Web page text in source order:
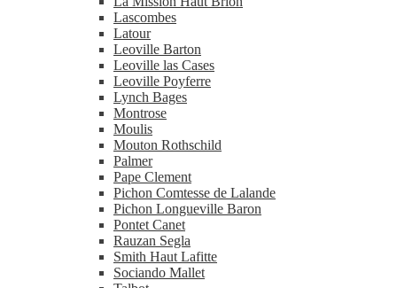
Lascombes
Latour
Leoville Barton
Leoville las Cases
Leoville Poyferre
Lynch Bages
Montrose
Moulis
Mouton Rothschild
Palmer
Pape Clement
Pichon Comtesse de Lalande
Pichon Longueville Baron
Pontet Canet
Rauzan Segla
Smith Haut Lafitte
Sociando Mallet